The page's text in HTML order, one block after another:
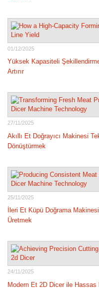
01/12/2025
Yüksek Kapasiteli
Artırır
27/11/2025
Akıllı Et Doğrayıcı Makinesi
Dönüştürmek
25/11/2025
İleri Et Küpü Doğrama
Üretmek
24/11/2025
Modern Et 2D Dicer ile